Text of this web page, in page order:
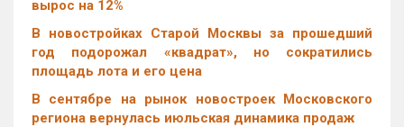
вырос на 12%
В новостройках Старой Москвы за прошедший
год подорожал «квадрат», но сократились
площадь лота и его цена
В сентябре на рынок новостроек Московского
региона вернулась июльская динамика продаж